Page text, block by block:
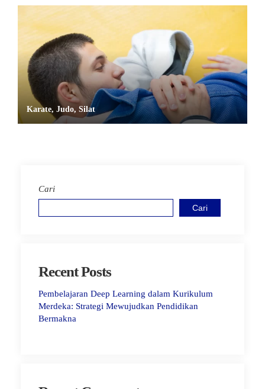
Karate, Judo, Silat
Cari
Cari
Recent Posts
Pembelajaran Deep Learning dalam Kurikulum
Merdeka: Strategi Mewujudkan Pendidikan
Bermakna